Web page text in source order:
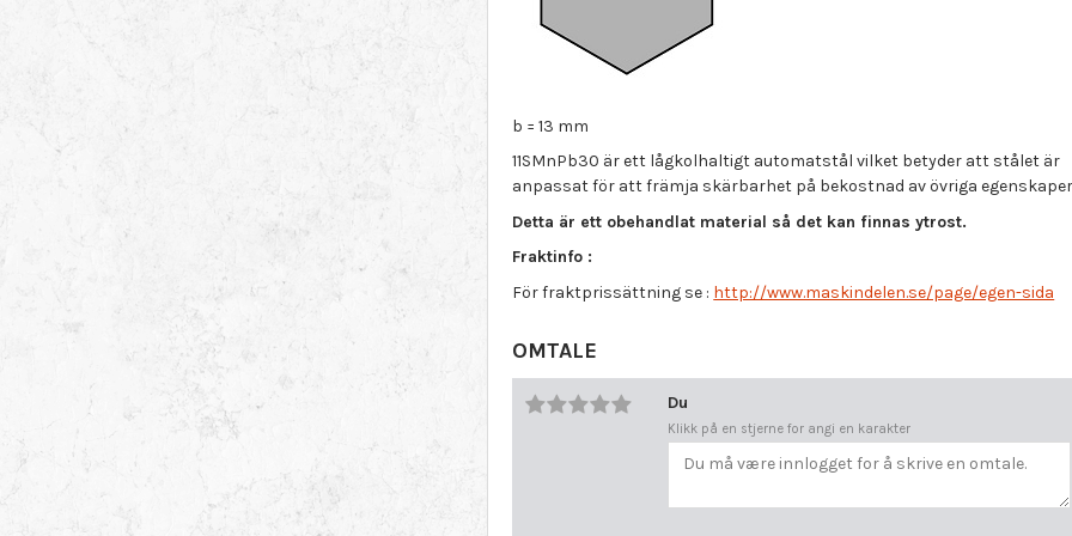
b = 13 mm
11SMnPb30 är ett lågkolhaltigt automatstål vilket betyder att stålet är
anpassat för att främja skärbarhet på bekostnad av övriga
Detta är ett obehandlat material så det kan finnas ytrost.
Fraktinfo :
För fraktprissättning se : http://www.maskindelen.se/page/egen-sida
OMTALE
Du
Klikk på en stjerne for angi en karakter